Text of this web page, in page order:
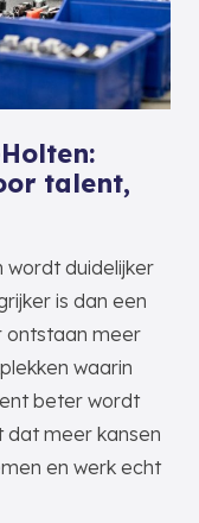
talent,
wordt duidelijker
is dan een
ontstaan meer
waarin
beter wordt
dat meer kansen
en werk echt